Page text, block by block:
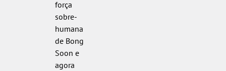
força
sobre-
humana
de Bong
Soon e
agora